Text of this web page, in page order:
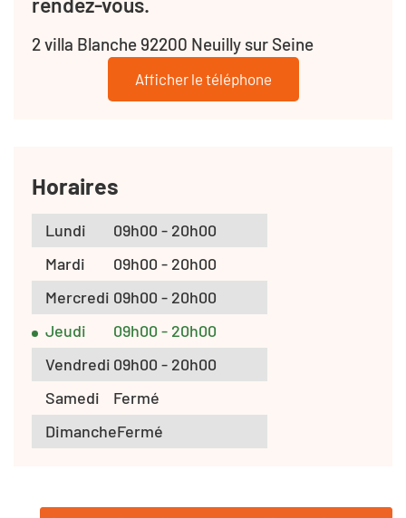
2 villa Blanche 92200 Neuilly sur Seine
Afficher le téléphone
Horaires
Lundi
09h00 - 20h00
Mardi
09h00 - 20h00
Mercredi 09h00 - 20h00
Jeudi
09h00 - 20h00
Vendredi 09h00 - 20h00
Samedi
Fermé
DimancheFermé